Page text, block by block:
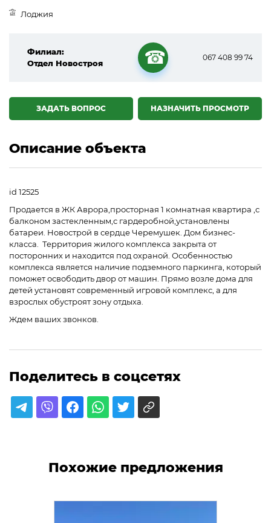
Лоджия
Филиал:
Отдел Новостроя
☎
067 408 99 74
НАЗНАЧИТЬ ПРОСМОТР
ЗАДАТЬ ВОПРОС
Описание объекта
id 12525
Продается в ЖК Аврора,просторная 1 комнатная квартира ,с
балконом застекленным,с гардеробной,установлены
батареи. Новострой в сердце Черемушек. Дом бизнес-
класса. Территория жилого комплекса закрыта от
посторонних и находится под охраной. Особенностью
комплекса является наличие подземного паркинга, который
поможет освободить двор от машин. Прямо возле дома для
детей установят современный игровой комплекс, а для
взрослых обустроят зону отдыха.
Ждем ваших звонков.
Поделитесь в соцсетях
Похожие предложения